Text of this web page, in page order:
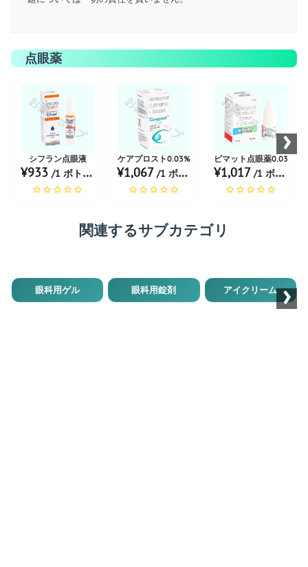
点眼薬
お薬ショップ
シフラン点眼液
¥933 /1 ボトル あたり
お薬ショップ
ケアプロスト0.03%
¥1,067/1 ボトル あたり
お薬ショップ
ビマット点眼薬0.03%
¥1,017 /1 ボトル あたり
›
関連するサブカテゴリ
眼科用ゲル 眼科用錠剤 アイクリーム ›